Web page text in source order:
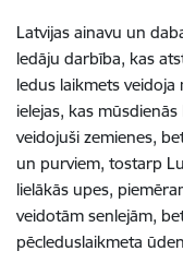
Latvijas ainavu un
ledāju darbība, kas
ledus laikmets
ielejas, kas
veidojuši zemienes,
un purviem, tostarp
lielākās upes,
veidotām senlejām,
pēcleduslaikmeta